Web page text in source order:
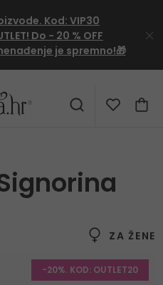
Kod:VIP30
Do - 20 % OFF
je spremno!🎁
ZA ŽENE
-20%. KOD: OUTLET20